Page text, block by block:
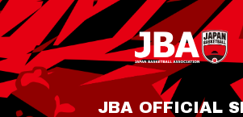
JBA OFFICIAL